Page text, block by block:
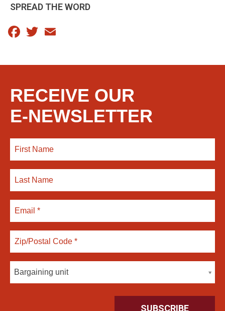
SPREAD THE WORD
Facebook
Twitter
RECEIVE OUR
E-NEWSLETTER
Bargaining unit